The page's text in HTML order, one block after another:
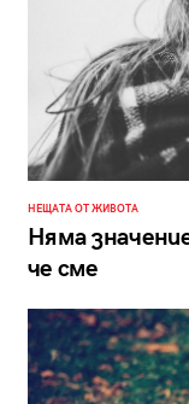
НЕЩАТА ОТ ЖИВОТА
Няма
че сме